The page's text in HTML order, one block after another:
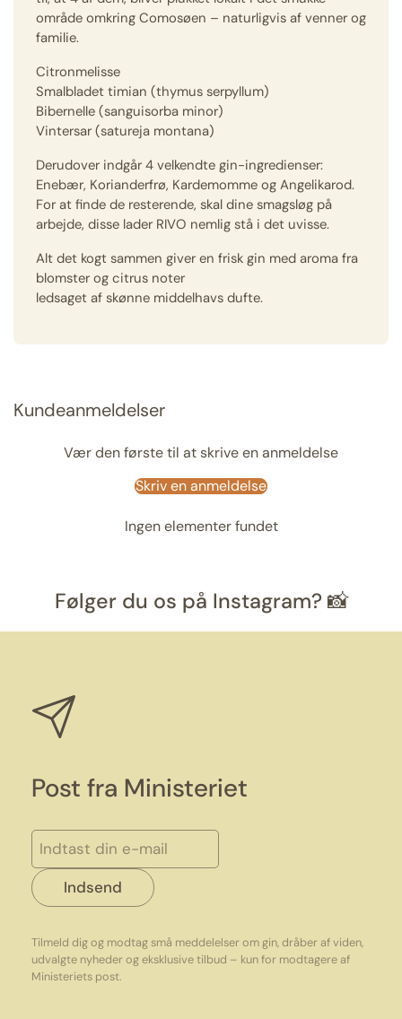
område omkring Comosøen – naturligvis af venner og
familie.
Citronmelisse
Smalbladet timian (thymus serpyllum)
Bibernelle (sanguisorba minor)
Vintersar (satureja montana)
Derudover indgår 4 velkendte gin-ingredienser:
Enebær, Korianderfrø, Kardemomme og Angelikarod.
For at finde de resterende, skal dine smagsløg på
arbejde, disse lader RIVO nemlig stå i det uvisse.
Alt det kogt sammen giver en frisk gin med aroma fra
blomster og citrus noter
ledsaget af skønne middelhavs dufte.
Kundeanmeldelser
Vær den første til at skrive en anmeldelse
Skriv en anmeldelse
Ingen elementer fundet
Følger du os på Instagram? 📸
Post fra Ministeriet
Indsend
Tilmeld dig og modtag små meddelelser om gin, dråber af viden,
udvalgte nyheder og eksklusive tilbud – kun for modtagere af
Ministeriets post.